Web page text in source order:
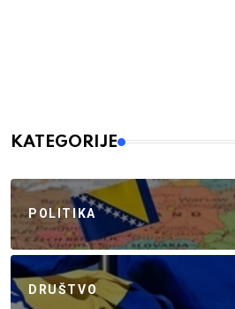
KATEGORIJE
POLITIKA
DRUŠTVO